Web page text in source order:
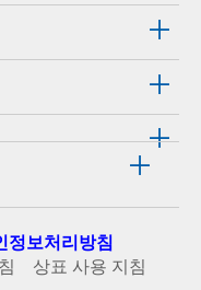
정보처리방침
상표 사용 지침